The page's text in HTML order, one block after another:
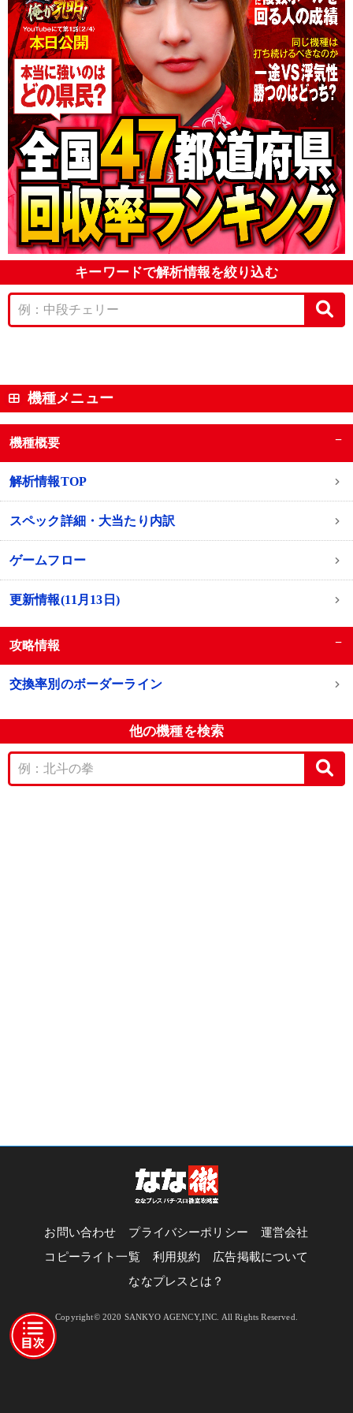
キーワードで解析情報を絞り込む
機種メニュー
機種概要 −
解析情報TOP
スペック詳細・大当たり内訳
ゲームフロー
更新情報(11月13日)
攻略情報 −
交換率別のボーダーライン
他の機種を検索
お問い合わせ プライバシーポリシー
運営会社
コピーライト一覧
利用規約
広告掲載について
ななプレスとは？
Copyright© 2020 SANKYO AGENCY,INC. All Rights Reserved.